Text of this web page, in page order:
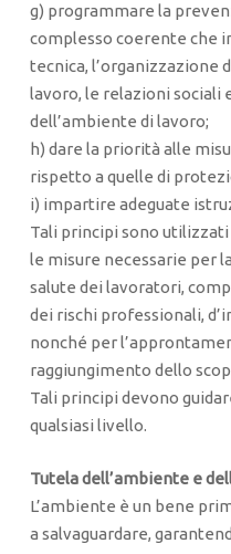
g) programmare la
complesso coerente che
tecnica, l’organizzazione
lavoro, le relazioni sociali
dell’ambiente di lavoro;
h) dare la priorità alle
rispetto a quelle di
i) impartire adeguate
Tali principi sono
le misure necessarie per
salute dei lavoratori,
dei rischi professionali,
nonché per
raggiungimento dello
Tali principi devono
qualsiasi livello.
Tutela dell’ambiente e
L’ambiente è un bene
a salvaguardare,